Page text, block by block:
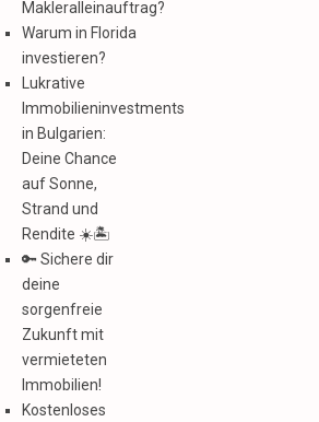
Makleralleinauftrag?
Warum in Florida
investieren?
Lukrative
Immobilieninvestments
in Bulgarien:
Deine Chance
auf Sonne,
Strand und
Rendite ☀️🏝️
🔑 Sichere dir
deine
sorgenfreie
Zukunft mit
vermieteten
Immobilien!
Kostenloses